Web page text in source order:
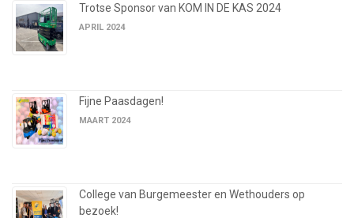
Trotse Sponsor van KOM IN DE KAS 2024
APRIL 2024
Fijne Paasdagen!
MAART 2024
College van Burgemeester en Wethouders op
bezoek!